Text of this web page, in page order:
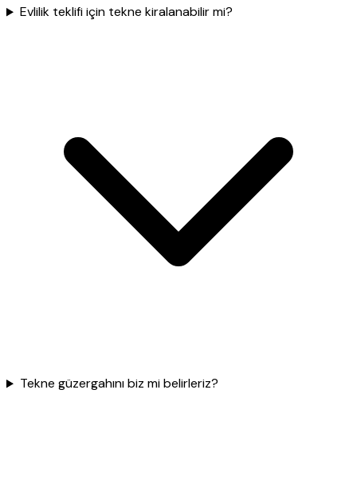
Evlilik teklifi için tekne kiralanabilir mi?
Tekne güzergahını biz mi belirleriz?